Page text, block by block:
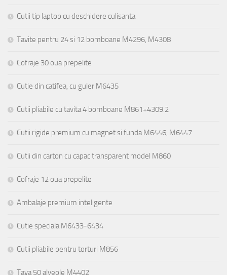
Cutii tip laptop cu deschidere culisanta
Tavite pentru 24 si 12 bomboane M4296, M4308
Cofraje 30 oua prepelite
Cutie din catifea, cu guler M6435
Cutii pliabile cu tavita 4 bomboane M861+4309.2
Cutii rigide premium cu magnet si funda M6446, M6447
Cutii din carton cu capac transparent model M860
Cofraje 12 oua prepelite
Ambalaje premium inteligente
Cutie speciala M6433-6434
Cutii pliabile pentru torturi M856
Tava 50 alveole M4402